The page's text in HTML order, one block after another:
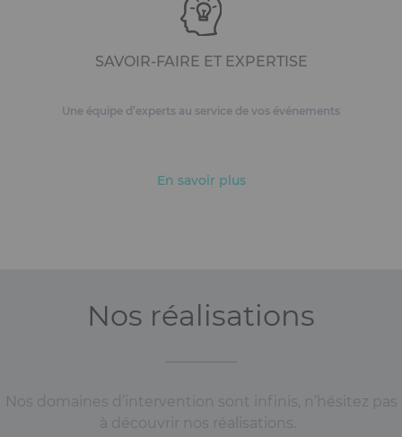
SAVOIR-FAIRE ET EXPERTISE
Une équipe d’experts au service de vos événements
En savoir plus
Nos réalisations
Nos domaines d’intervention sont infinis, n’hésitez pas
à découvrir nos réalisations.